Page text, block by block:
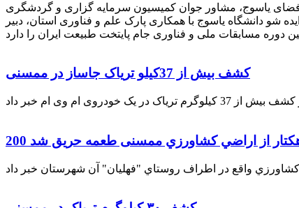
یاسوج، مشاور جوان کمیسیون سرمایه گزاری و گردشگری
شو دانشگاه یاسوج با همکاری پارک علم و فناوری استان، دبیر
کشف بیش از 37کیلو تریاک جاساز در ممسنی
هكتار از اراضي كشاورزي ممسنی طعمه حریق شد